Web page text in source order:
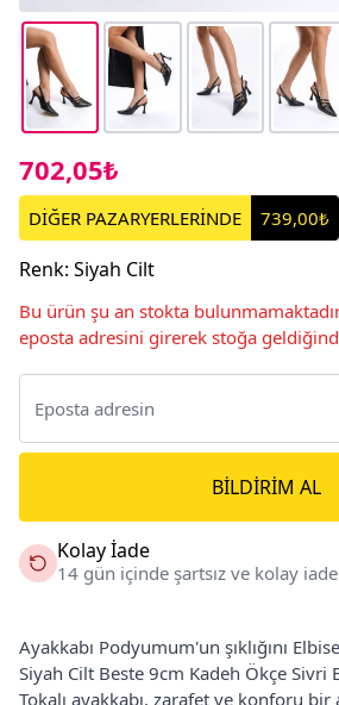
702,05₺
DİĞER PAZARYERLERİNDE 739,00₺
Renk: Siyah Cilt
Bu ürün şu an stokta
eposta adresini girerek stoğa
BILDIRIM AL
Kolay İade
14 gün içinde şartsız ve kolay
Ayakkabı Podyumum'un şıklığını
Siyah Cilt Beste 9cm Kadeh Ökçe Sivri
Tokalı ayakkabı, zarafet ve konforu bir